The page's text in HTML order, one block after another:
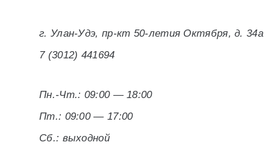
г. Улан-Удэ, пр-кт 50-летия Октября, д. 34а
7 (3012) 441694
Пн.-Чт.: 09:00 — 18:00
Пт.: 09:00 — 17:00
Сб.: выходной